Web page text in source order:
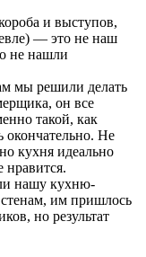
и выступов,
— это не наш
не нашли
мы решили делать
он все
такой, как
окончательно. Не
кухня идеально
нравится.
нашу кухню-
им пришлось
но результат